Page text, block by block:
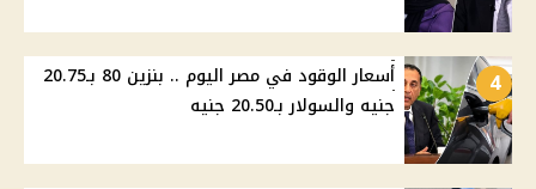
4
أسعار الوقود في مصر اليوم .. بنزين 80 بـ20.75
جنيه والسولار بـ20.50 جنيه